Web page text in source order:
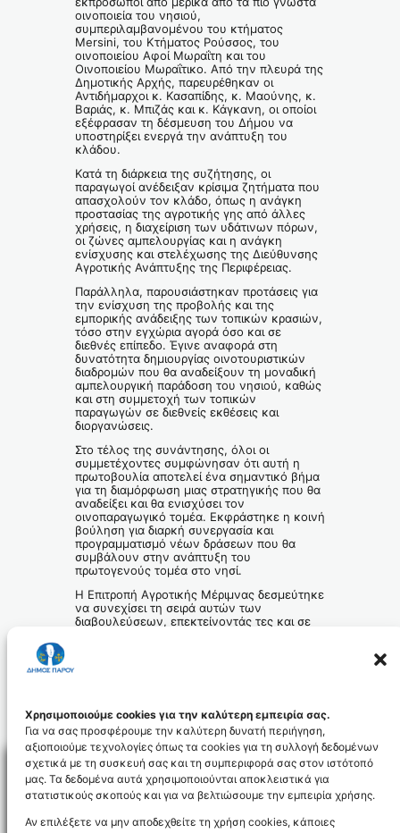
Χρησιμοποιούμε cookies για την καλύτερη εμπειρία σας.
Για να σας προσφέρουμε την καλύτερη δυνατή περιήγηση,
αξιοποιούμε τεχνολογίες όπως τα cookies για τη συλλογή δεδομένων
σχετικά με τη συσκευή σας και τη συμπεριφορά σας στον ιστότοπό
μας. Τα δεδομένα αυτά χρησιμοποιούνται αποκλειστικά για
στατιστικούς σκοπούς και για να βελτιώσουμε την εμπειρία χρήσης.
Αν επιλέξετε να μην αποδεχθείτε τη χρήση cookies, κάποιες
οινοποιεία του νησιού,
συμπεριλαμβανομένου του κτήματος
Mersini, του Κτήματος Ρούσσος, του
οινοποιείου Αφοί Μωραΐτη και του
Οινοποιείου Μωραΐτικο. Από την πλευρά της
Δημοτικής Αρχής, παρευρέθηκαν οι
Αντιδήμαρχοι κ. Κασαπίδης, κ. Μαούνης, κ.
Βαριάς, κ. Μπιζάς και κ. Κάγκανη, οι οποίοι
εξέφρασαν τη δέσμευση του Δήμου να
υποστηρίξει ενεργά την ανάπτυξη του
κλάδου.
Κατά τη διάρκεια της συζήτησης, οι
παραγωγοί ανέδειξαν κρίσιμα ζητήματα που
απασχολούν τον κλάδο, όπως η ανάγκη
προστασίας της αγροτικής γης από άλλες
χρήσεις, η διαχείριση των υδάτινων πόρων,
οι ζώνες αμπελουργίας και η ανάγκη
ενίσχυσης και στελέχωσης της Διεύθυνσης
Αγροτικής Ανάπτυξης της Περιφέρειας.
Παράλληλα, παρουσιάστηκαν προτάσεις για
την ενίσχυση της προβολής και της
εμπορικής ανάδειξης των τοπικών κρασιών,
τόσο στην εγχώρια αγορά όσο και σε
διεθνές επίπεδο. Έγινε αναφορά στη
δυνατότητα δημιουργίας οινοτουριστικών
διαδρομών που θα αναδείξουν τη μοναδική
αμπελουργική παράδοση του νησιού, καθώς
και στη συμμετοχή των τοπικών
παραγωγών σε διεθνείς εκθέσεις και
διοργανώσεις.
Στο τέλος της συνάντησης, όλοι οι
συμμετέχοντες συμφώνησαν ότι αυτή η
πρωτοβουλία αποτελεί ένα σημαντικό βήμα
για τη διαμόρφωση μιας στρατηγικής που θα
αναδείξει και θα ενισχύσει τον
οινοπαραγωγικό τομέα. Εκφράστηκε η κοινή
βούληση για διαρκή συνεργασία και
προγραμματισμό νέων δράσεων που θα
συμβάλουν στην ανάπτυξη του
πρωτογενούς τομέα στο νησί.
Η Επιτροπή Αγροτικής Μέριμνας δεσμεύτηκε
να συνεχίσει τη σειρά αυτών των
διαβουλεύσεων, επεκτείνοντάς τες και σε
Το Γραφείο Τύπου